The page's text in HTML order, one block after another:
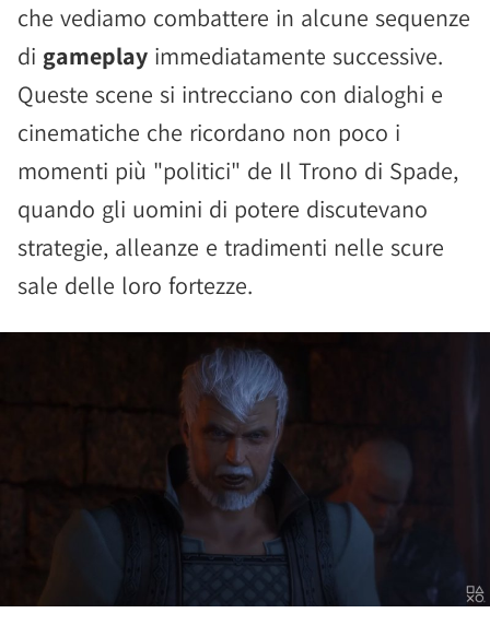
che vediamo combattere in alcune sequenze
di gameplay immediatamente successive.
Queste scene si intrecciano con dialoghi e
cinematiche che ricordano non poco i
momenti più "politici" de Il Trono di Spade,
quando gli uomini di potere discutevano
strategie, alleanze e tradimenti nelle scure
sale delle loro fortezze.